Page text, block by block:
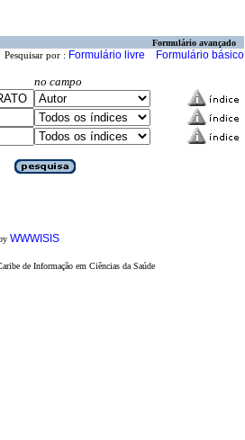
Formulário avançado
Pesquisar por : Formulário livre Formulário básico
no campo
WWWISIS
de Informação em Ciências da Saúde